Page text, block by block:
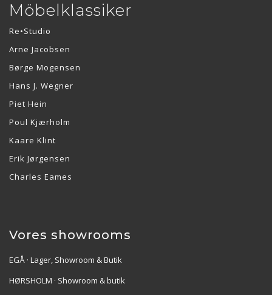
Möbelklassiker
Re•Studio
Arne Jacobsen
Børge Mogensen
Hans J. Wegner
Piet Hein
Poul Kjærholm
Kaare Klint
Erik Jørgensen
Charles Eames
Vores showrooms
EGÅ · Lager, Showroom & Butik
HØRSHOLM · Showroom & butik